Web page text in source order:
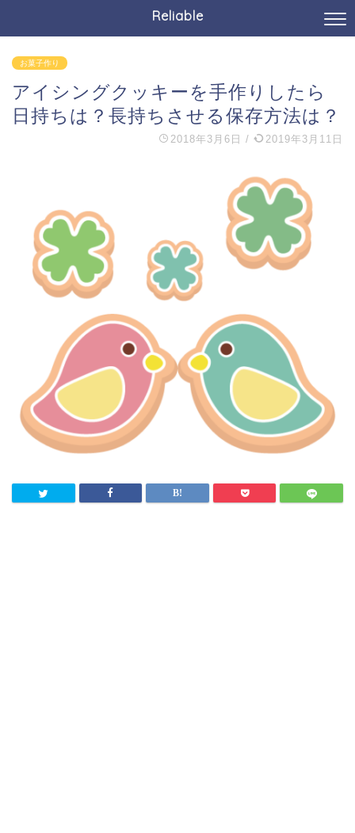
Reliable
お菓子作り
アイシングクッキーを手作りしたら
日持ちは？長持ちさせる保存方法は？
2018年3月6日 / 2019年3月11日